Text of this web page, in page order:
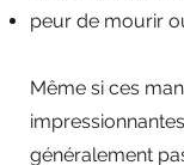
peur de mourir
Même si ces
généralement